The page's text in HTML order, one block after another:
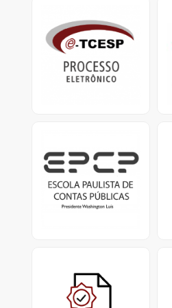
Sistema de Processo
Eletrônico
Escola Paulista de
Contas Públicas
Presidente Washington
Luís.
Certidão Negativa de
Contas Julgadas